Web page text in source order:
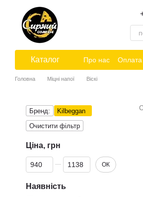
Перейти до основного контенту
Каталог Про нас Оплата
Головна Міцні напої Віскі
Бренд:
Kilbeggan
Очистити фільтр
Ціна, грн
Від Ціна, грн
До Ціна, грн ОК
Наявність